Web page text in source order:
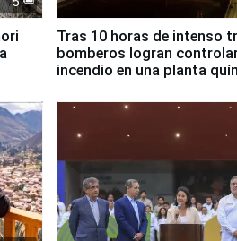
Tras 10 horas de intenso
bomberos logran controlar
incendio en una planta